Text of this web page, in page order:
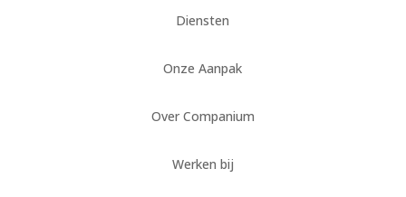
Diensten
Onze Aanpak
Over Companium
Werken bij